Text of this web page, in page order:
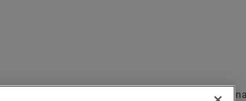
pokój potrzebuje nowej podłogi? Panele winylowe